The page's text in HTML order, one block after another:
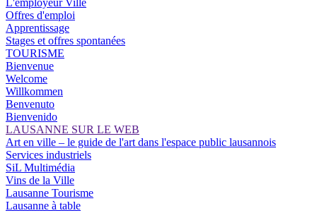
L'employeur Ville
Offres d'emploi
Apprentissage
Stages et offres spontanées
TOURISME
Bienvenue
Welcome
Willkommen
Benvenuto
Bienvenido
LAUSANNE SUR LE WEB
Art en ville – le guide de l'art dans l'espace public lausannois
Services industriels
SiL Multimédia
Vins de la Ville
Lausanne Tourisme
Lausanne à table